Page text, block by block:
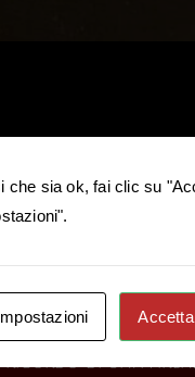
che sia ok, fai clic su